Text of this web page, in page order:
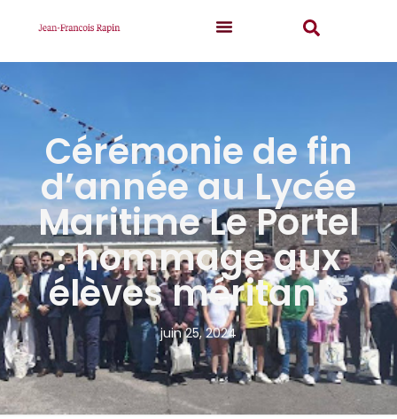
Cérémonie de fin
d’année au Lycée
Maritime Le Portel
: hommage aux
élèves méritants
juin 25, 2024